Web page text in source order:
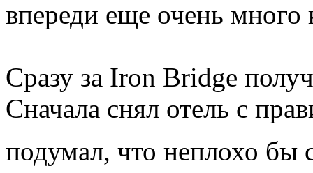
впереди еще очень много
Сразу за Iron Bridge
Сначала снял отель с
подумал, что неплохо бы